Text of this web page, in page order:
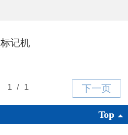
记机
Top